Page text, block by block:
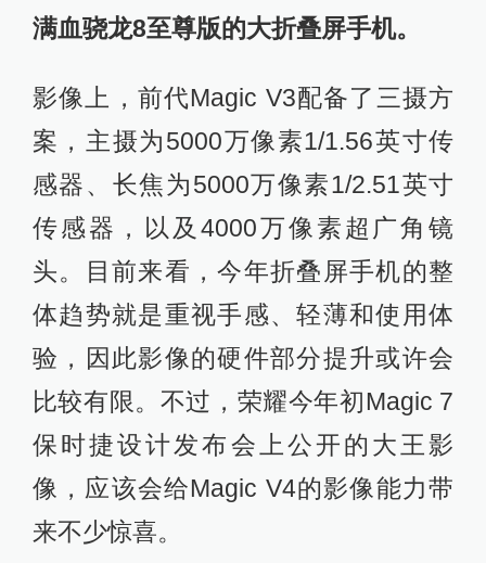
满血骁龙8至尊版的大折叠屏手机。
影像上，前代Magic V3配备了三摄方
案，主摄为5000万像素1/1.56英寸传
感器、长焦为5000万像素1/2.51英寸
传感器，以及4000万像素超广角镜
头。目前来看，今年折叠屏手机的整
体趋势就是重视手感、轻薄和使用体
验，因此影像的硬件部分提升或许会
比较有限。不过，荣耀今年初Magic 7
保时捷设计发布会上公开的大王影
像，应该会给Magic V4的影像能力带
来不少惊喜。